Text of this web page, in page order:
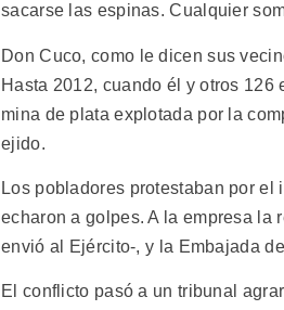
sacarse las espinas. Cualquier
Don Cuco, como le dicen sus
Hasta 2012, cuando él y otros
mina de plata explotada por la
ejido.
Los pobladores protestaban por
echaron a golpes. A la empresa la
envió al Ejército-, y la Embajada
El conflicto pasó a un tribunal